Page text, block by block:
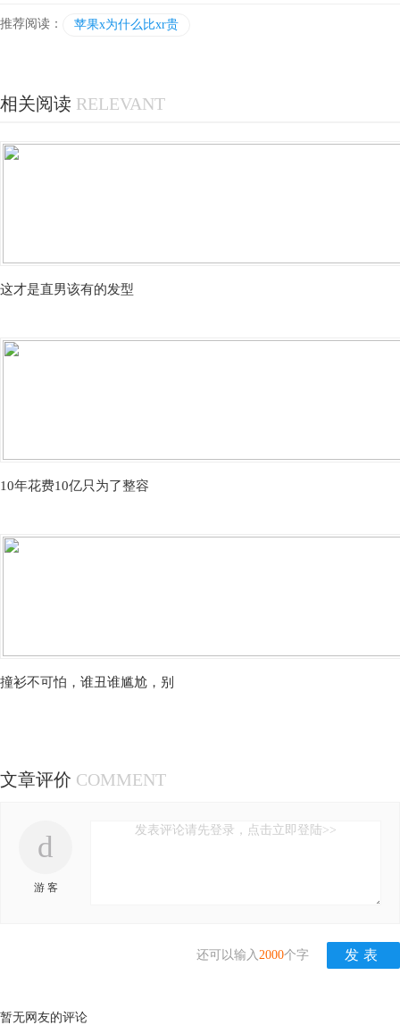
推荐阅读： 苹果x为什么比xr贵
相关阅读 RELEVANT
这才是直男该有的发型
10年花费10亿只为了整容
撞衫不可怕，谁丑谁尴尬，别
文章评价 COMMENT
d
游 客
发表评论请先登录，点击立即登陆>>
还可以输入 2000个字
暂无网友的评论